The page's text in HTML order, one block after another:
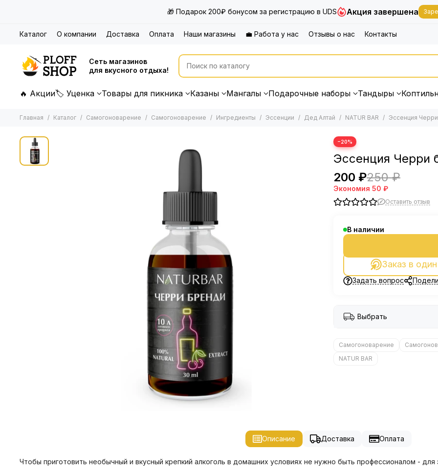
🎁 Подарок 200₽ бонусом за регистрацию в UDS Акция завершена
Каталог О компании Доставка Оплата Наши магазины 💼 Работа у нас Отзывы о нас Контакты
Сеть магазинов
для вкусного отдыха!
🔥 Акции🏷 Уценка Товары для пикника Казаны Мангалы Подарочные наборы Тандыры
Главная Каталог Самогоноварение Самогоноварение Ингредиенты Эссенции Дед Алтай NATUR BAR Эссенция
−20%
Эссенция Черри
200 ₽250 ₽
Экономия 50 ₽
Оставить отзыв
В наличии
Заказ в
Задать вопрос
Выбрать
Самогоноварение
NATUR BAR
Описание Доставка Оплата
Чтобы приготовить необычный и вкусный крепкий алкоголь в домашних условиях не нужно быть профессионалом - для